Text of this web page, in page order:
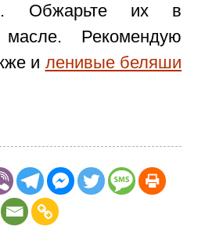
Обжарьте их в
масле. Рекомендую
и ленивые беляши